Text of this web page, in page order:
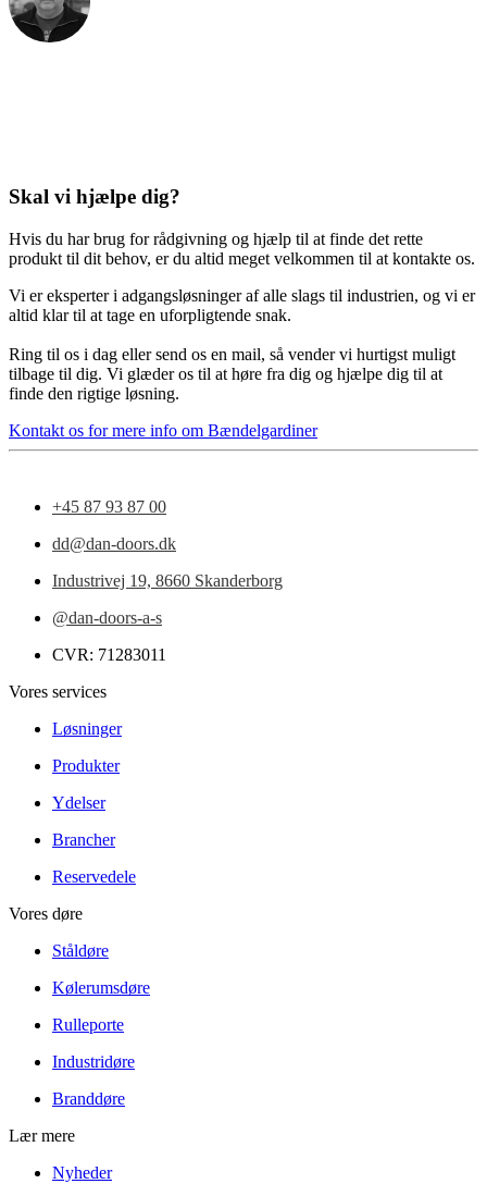
Skal vi hjælpe dig?
Hvis du har brug for rådgivning og hjælp til at finde det rette
produkt til dit behov, er du altid meget velkommen til at kontakte os.
Vi er eksperter i adgangsløsninger af alle slags til industrien, og vi er
altid klar til at tage en uforpligtende snak.
Ring til os i dag eller send os en mail, så vender vi hurtigst muligt
tilbage til dig. Vi glæder os til at høre fra dig og hjælpe dig til at
finde den rigtige løsning.
Kontakt os for mere info om Bændelgardiner
+45 87 93 87 00
dd@dan-doors.dk
Industrivej 19, 8660 Skanderborg
@dan-doors-a-s
CVR: 71283011
Vores services
Løsninger
Produkter
Ydelser
Brancher
Reservedele
Vores døre
Ståldøre
Kølerumsdøre
Rulleporte
Industridøre
Branddøre
Lær mere
Nyheder